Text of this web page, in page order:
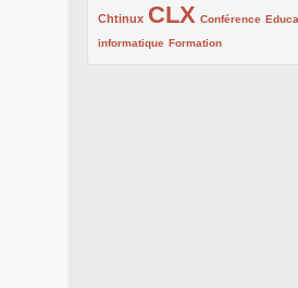
Chtinux
222/1002CLX
1002/1002 Conférence
132/1002
informatique
119/1002 Formation
168/1002